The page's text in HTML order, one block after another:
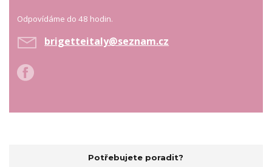
Odpovídáme do 48 hodin.
brigetteitaly@seznam.cz
Potřebujete poradit?